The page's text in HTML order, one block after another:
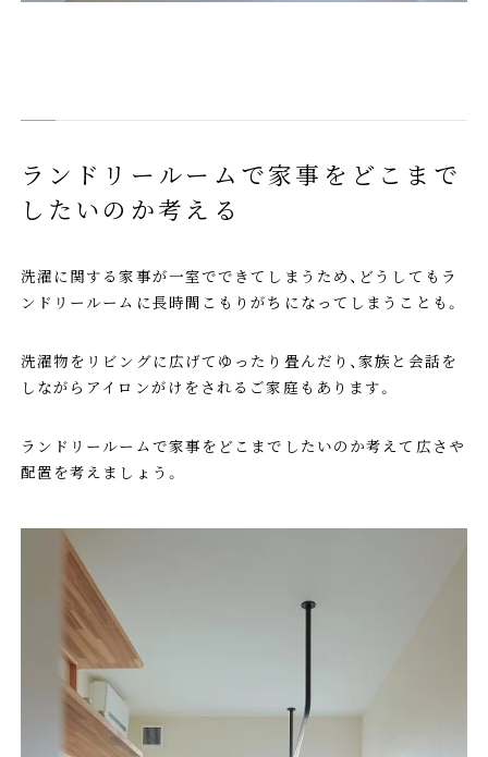
ランドリールームで家事をどこまで
したいのか考える
洗濯に関する家事が一室でできてしまうため、どうしてもラ
ンドリールームに長時間こもりがちになってしまうことも。
洗濯物をリビングに広げてゆったり畳んだり、家族と会話を
しながらアイロンがけをされるご家庭もあります。
ランドリールームで家事をどこまでしたいのか考えて広さや
配置を考えましょう。